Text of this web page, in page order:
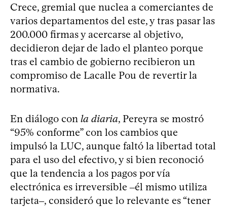
Crece, gremial que nuclea a comerciantes de
varios departamentos del este, y tras pasar las
200.000 firmas y acercarse al objetivo,
decidieron dejar de lado el planteo porque
tras el cambio de gobierno recibieron un
compromiso de Lacalle Pou de revertir la
normativa.
En diálogo con la diaria, Pereyra se mostró
“95% conforme” con los cambios que
impulsó la LUC, aunque faltó la libertad total
para el uso del efectivo, y si bien reconoció
que la tendencia a los pagos por vía
electrónica es irreversible ‒él mismo utiliza
tarjeta‒, consideró que lo relevante es “tener